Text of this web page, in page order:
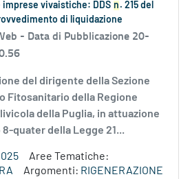
imprese vivaistiche: DDS n . 215 del
di liquidazione
- Data di Pubblicazione 20-
del dirigente della Sezione
Fitosanitario della Regione
della Puglia, in attuazione
quater della Legge 21...
Aree Tematiche:
Argomenti: RIGENERAZIONE